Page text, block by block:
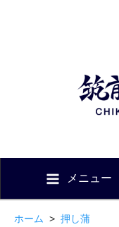
メニュー
ホーム > 押し蒲